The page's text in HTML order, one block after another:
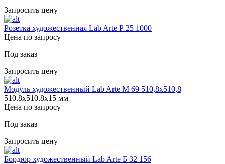
Запросить цену
Розетка художественная Lab Arte Р 25 1000
Цена по запросу
Под заказ
Запросить цену
Модуль художественный Lab Arte М 69 510,8х510,8
510.8х510.8х15 мм
Цена по запросу
Под заказ
Запросить цену
Бордюр художественный Lab Arte Б 32 156